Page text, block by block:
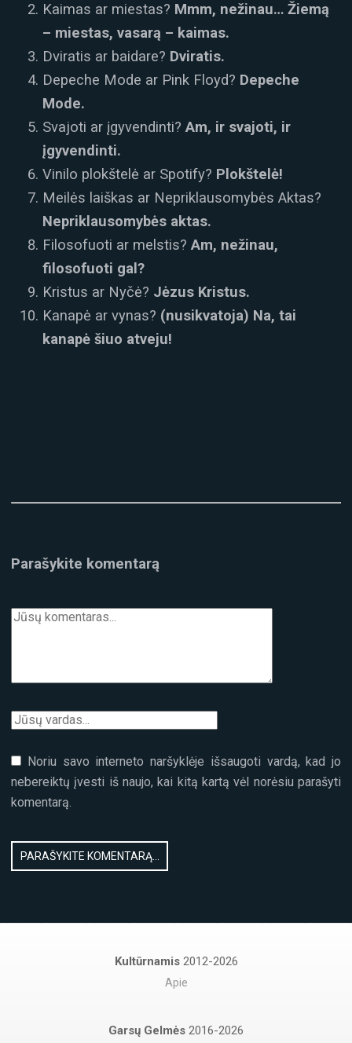
Kaimas ar miestas? Mmm, nežinau… Žiemą
– miestas, vasarą – kaimas.
Dviratis ar baidare? Dviratis.
Depeche Mode ar Pink Floyd? Depeche
Mode.
Svajoti ar įgyvendinti? Am, ir svajoti, ir
įgyvendinti.
Vinilo plokštelė ar Spotify? Plokštelė!
Meilės laiškas ar Nepriklausomybės Aktas?
Nepriklausomybės aktas.
Filosofuoti ar melstis? Am, nežinau,
filosofuoti gal?
Kristus ar Nyčė? Jėzus Kristus.
Kanapė ar vynas? (nusikvatoja) Na, tai
kanapė šiuo atveju!
Parašykite komentarą
Noriu savo interneto naršyklėje išsaugoti vardą, kad jo
nebereiktų įvesti iš naujo, kai kitą kartą vėl norėsiu parašyti
komentarą.
Kultūrnamis 2012-2026
Apie
Garsų Gelmės 2016-2026